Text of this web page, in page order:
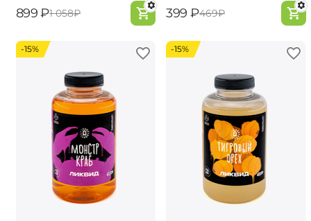
‍899‍ ₽‍1 058‍₽ ‍399‍ ₽‍469‍₽
-15% -15%